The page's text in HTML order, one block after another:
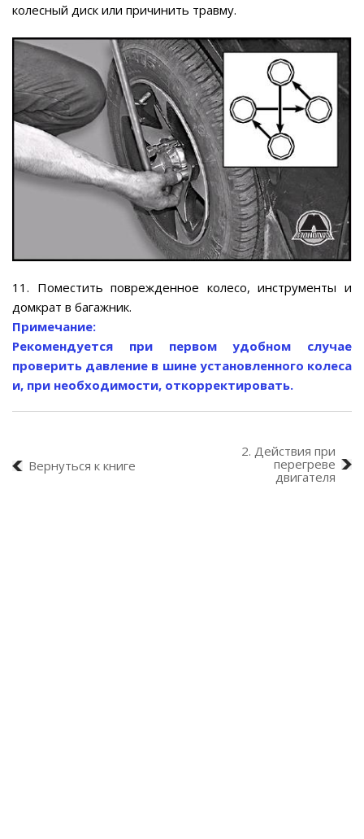
колесный диск или причинить травму.
11. Поместить поврежденное колесо, инструменты и
домкрат в багажник.
Примечание:
Рекомендуется при первом удобном случае
проверить давление в шине установленного колеса
и, при необходимости, откорректировать.
Вернуться к книге
2. Действия при
перегреве
двигателя